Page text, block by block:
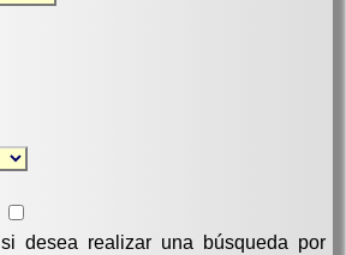
desea realizar una búsqueda por